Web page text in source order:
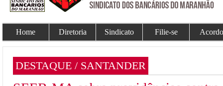
Home Diretoria Sindicato Filie-se
DESTAQUE / SANTANDER